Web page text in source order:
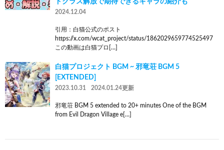
2024.12.04
引用：白猫公式のポスト
https://x.com/wcat_project/status/1862029659774525497
この動画は白猫プロ[…]
白猫プロジェクト BGM ~ 邪竜荘 BGM 5
[EXTENDED]
2023.10.31 2024.01.24更新
邪竜荘 BGM 5 extended to 20+ minutes One of the BGM
from Evil Dragon Village e[…]